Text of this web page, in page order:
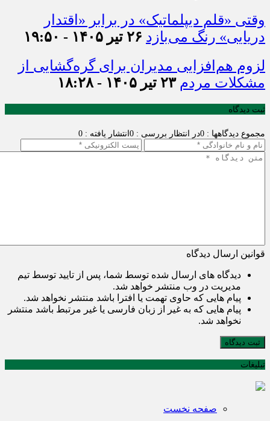
وقتی «قلم دیپلماتیک» در برابر «اقتدار
دریایی» رنگ می‌بازد ۲۶ تیر ۱۴۰۵ - ۱۹:۵۰
لزوم هم‌افزایی مدیران برای گره‌گشایی از
مشکلات مردم ۲۳ تیر ۱۴۰۵ - ۱۸:۲۸
ثبت دیدگاه
مجموع دیدگاهها : 0 در انتظار بررسی : 0 انتشار یافته : 0
قوانین ارسال دیدگاه
دیدگاه های ارسال شده توسط شما، پس از تایید توسط تیم
مدیریت در وب منتشر خواهد شد.
پیام هایی که حاوی تهمت یا افترا باشد منتشر نخواهد شد.
پیام هایی که به غیر از زبان فارسی یا غیر مرتبط باشد منتشر
نخواهد شد.
ثبت دیدگاه
تبلیغات
صفحه نخست